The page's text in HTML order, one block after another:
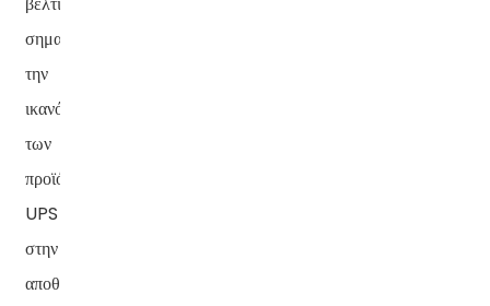
σημαντικά
την
ικανότητα
των
προϊόντων
UPS
στην
αποθήκευση